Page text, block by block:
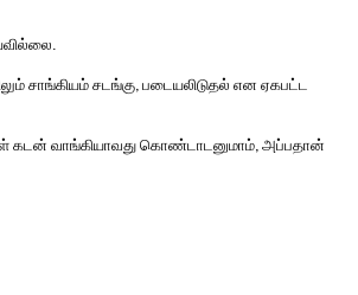
சாங்கியம் சடங்கு, படையலிடுதல் என ஏகபட்ட
கடன் வாங்கியாவது கொண்டாடனுமாம், அப்பதான்